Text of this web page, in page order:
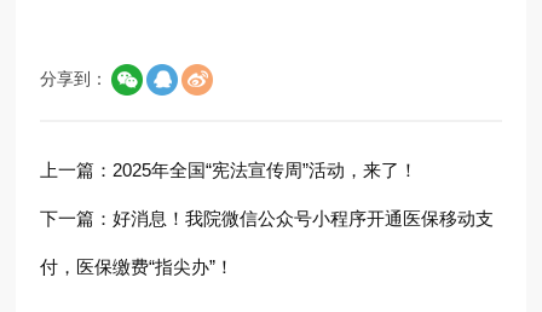
分享到：
上一篇： 2025年全国“宪法宣传周”活动，来了！
下一篇：好消息！我院微信公众号小程序开通医保移动支
付，医保缴费“指尖办”！